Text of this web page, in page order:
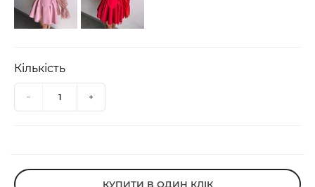
Кількість
КУПИТИ В ОДИН КЛІК